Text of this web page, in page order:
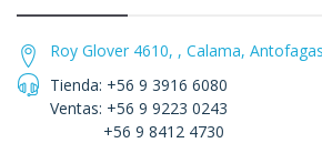
Roy Glover 4610, , Calama,
Tienda: +56 9 3916 6080
Ventas: +56 9 9223 0243
+56 9 8412 4730